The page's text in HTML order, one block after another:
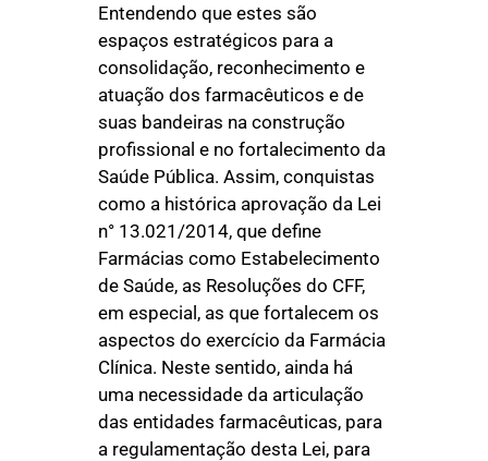
Entendendo que estes são
espaços estratégicos para a
consolidação, reconhecimento e
atuação dos farmacêuticos e de
suas bandeiras na construção
profissional e no fortalecimento da
Saúde Pública. Assim, conquistas
como a histórica aprovação da Lei
n° 13.021/2014, que define
Farmácias como Estabelecimento
de Saúde, as Resoluções do CFF,
em especial, as que fortalecem os
aspectos do exercício da Farmácia
Clínica. Neste sentido, ainda há
uma necessidade da articulação
das entidades farmacêuticas, para
a regulamentação desta Lei, para